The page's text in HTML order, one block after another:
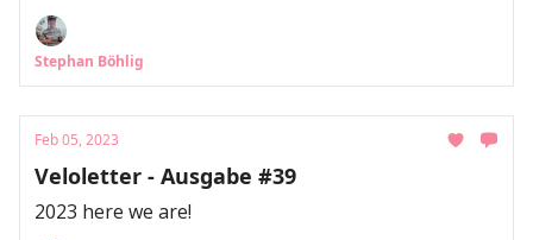
Stephan Böhlig
Feb 05, 2023
Veloletter - Ausgabe #39
2023 here we are!